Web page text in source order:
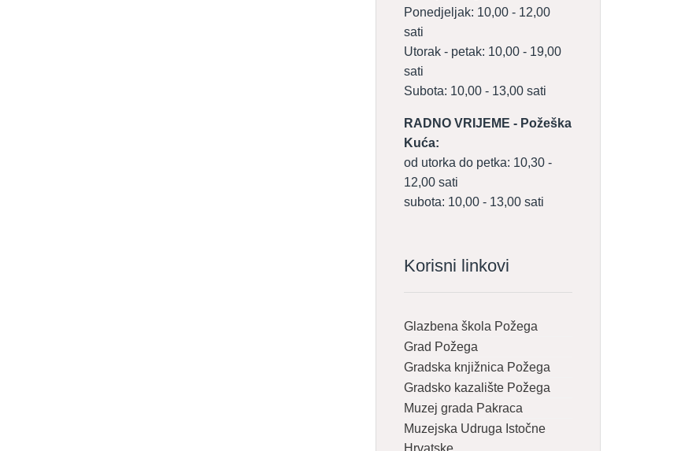
Ponedjeljak: 10,00 - 12,00
sati
Utorak - petak: 10,00 - 19,00
sati
Subota: 10,00 - 13,00 sati
RADNO VRIJEME - Požeška
Kuća:
od utorka do petka: 10,30 -
12,00 sati
subota: 10,00 - 13,00 sati
Korisni linkovi
Glazbena škola Požega
Grad Požega
Gradska knjižnica Požega
Gradsko kazalište Požega
Muzej grada Pakraca
Muzejska Udruga Istočne
Hrvatske